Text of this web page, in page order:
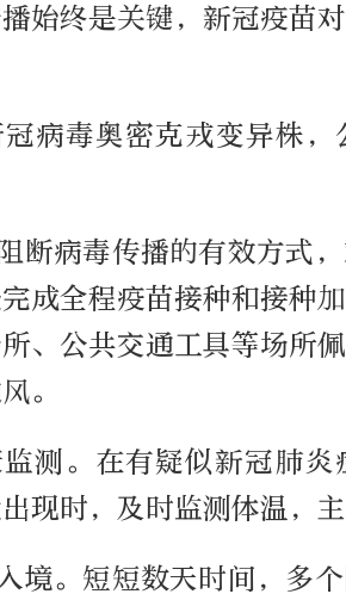
始终是关键，新冠疫苗
病毒奥密克戎变异株，
断病毒传播的有效方式
成全程疫苗接种和接种
、公共交通工具等场所
。
测。在有疑似新冠肺
现时，及时监测体温，主
境。短短数天时间，多